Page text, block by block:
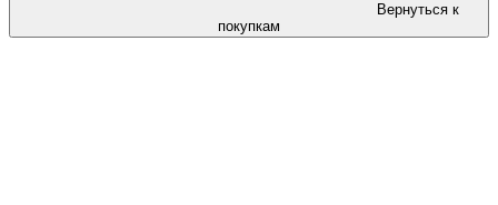
Вернуться к
покупкам